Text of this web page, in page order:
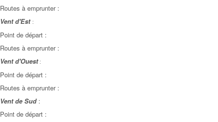
Routes à emprunter :
Vent d'Est :
Point de départ :
Routes à emprunter :
Vent d'Ouest:
Point de départ :
Routes à emprunter :
Vent de Sud:
Point de départ :